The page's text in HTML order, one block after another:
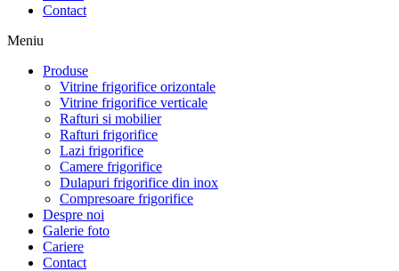
Contact
Meniu
Produse
Vitrine frigorifice orizontale
Vitrine frigorifice verticale
Rafturi si mobilier
Rafturi frigorifice
Lazi frigorifice
Camere frigorifice
Dulapuri frigorifice din inox
Compresoare frigorifice
Despre noi
Galerie foto
Cariere
Contact